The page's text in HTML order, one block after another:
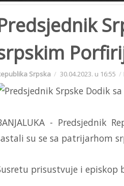
Srpska 30.04.2023. u 16:55
- Predsjednik
su se sa patrijarhom
prisustvuje i episkop